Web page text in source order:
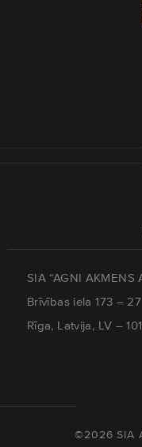
SIA “AGNI AKMENS
Brīvības iela 173 – 27
Rīga, Latvija, LV –
©2026 SIA